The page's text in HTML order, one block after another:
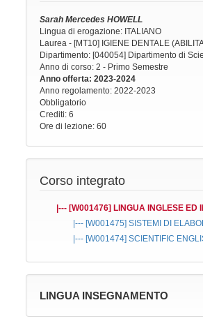
Sarah Mercedes HOWELL
Lingua di erogazione: ITALIANO
Laurea - [MT10] IGIENE DENTALE
Dipartimento: [040054] Dipartimento di
Anno di corso: 2 - Primo Semestre
Anno offerta: 2023-2024
Anno regolamento: 2022-2023
Obbligatorio
Crediti: 6
Ore di lezione: 60
Corso integrato
|--- [W001476] LINGUA INGLESE ED
|--- [W001475] SISTEMI DI
|--- [W001474] SCIENTIFIC
LINGUA INSEGNAMENTO